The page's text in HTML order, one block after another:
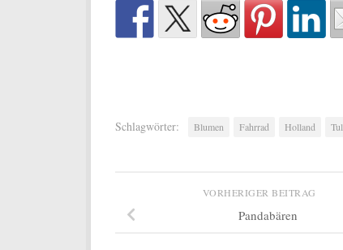
Schlagwörter: Blumen Fahrrad Holland
VORHERIGER BEITRAG
Pandabären